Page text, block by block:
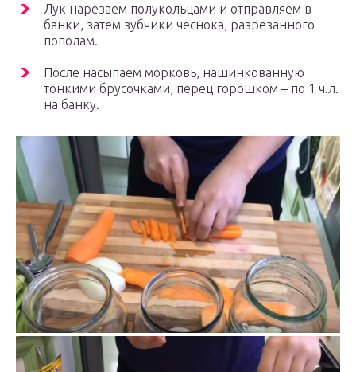
Лук нарезаем полукольцами и отправляем в
банки, затем зубчики чеснока, разрезанного
пополам.
После насыпаем морковь, нашинкованную
тонкими брусочками, перец горошком – по 1 ч.л.
на банку.